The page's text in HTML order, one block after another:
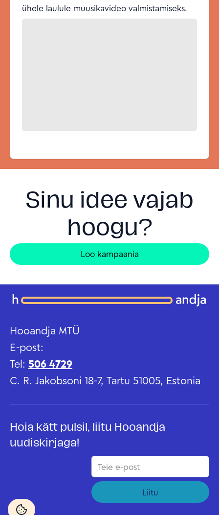
ühele laulule muusikavideo valmistamiseks.
Sinu idee vajab
hoogu?
Loo kampaania
Hooandja MTÜ
E-post:
Tel: 506 4729
C. R. Jakobsoni 18-7, Tartu 51005, Estonia
Hoia kätt pulsil, liitu Hooandja
uudiskirjaga!
Liitu